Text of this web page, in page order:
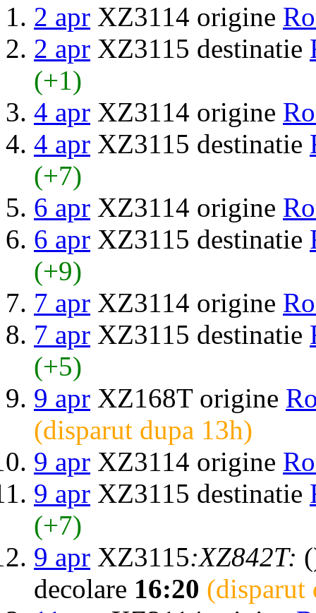
2 apr XZ3114 origine
2 apr XZ3115 destinatie
(+1)
4 apr XZ3114 origine
4 apr XZ3115 destinatie
(+7)
6 apr XZ3114 origine
6 apr XZ3115 destinatie
(+9)
7 apr XZ3114 origine
7 apr XZ3115 destinatie
(+5)
9 apr XZ168T origine
(disparut dupa 13h)
9 apr XZ3114 origine
9 apr XZ3115 destinatie
(+7)
9 apr XZ3115:XZ842T:
decolare 16:20 (disparut